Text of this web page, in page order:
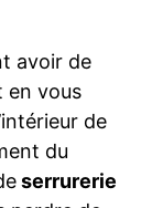
avoir de
en vous
de
du
serrurerie